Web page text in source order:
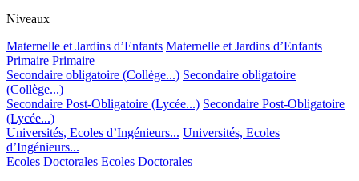
Niveaux
Maternelle et Jardins d’Enfants Maternelle et Jardins d’Enfants
Primaire Primaire
Secondaire obligatoire (Collège...) Secondaire obligatoire
(Collège...)
Secondaire Post-Obligatoire (Lycée...) Secondaire Post-Obligatoire
(Lycée...)
Universités, Ecoles d’Ingénieurs... Universités, Ecoles
d’Ingénieurs...
Ecoles Doctorales Ecoles Doctorales